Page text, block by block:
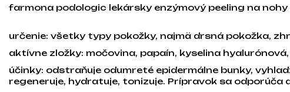
farmona podologic lekársky enzýmový peeling na
určenie: všetky typy pokožky, najmä drsná pokožka,
aktívne zložky: močovina, papaín, kyselina
účinky: odstraňuje odumreté epidermálne bunky,
regeneruje, hydratuje, tonizuje. Prípravok sa odporúča